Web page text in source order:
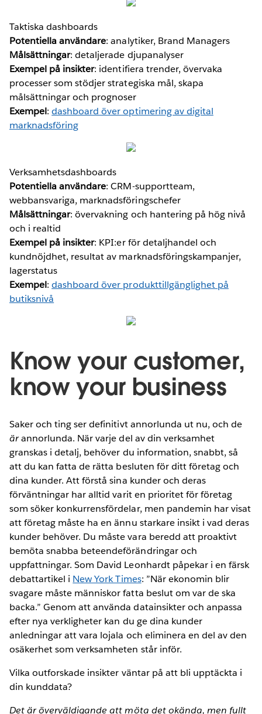
Taktiska dashboards
Potentiella användare: analytiker, Brand Managers
Målsättningar: detaljerade djupanalyser
Exempel på insikter: identifiera trender, övervaka
processer som stödjer strategiska mål, skapa
målsättningar och prognoser
Exempel:dashboard över optimering av digital
marknadsföring
Verksamhetsdashboards
Potentiella användare: CRM-supportteam,
webbansvariga, marknadsföringschefer
Målsättningar: övervakning och hantering på hög nivå
och i realtid
Exempel på insikter: KPI:er för detaljhandel och
kundnöjdhet, resultat av marknadsföringskampanjer,
lagerstatus
Exempel:dashboard över produkttillgänglighet på
butiksnivå
Know your customer,
know your business
Saker och ting ser definitivt annorlunda ut nu, och de
ärannorlunda. När varje del av din verksamhet
granskas i detalj, behöver du information, snabbt, så
att du kan fatta de rätta besluten för ditt företag och
dina kunder. Att förstå sina kunder och deras
förväntningar har alltid varit en prioritet för företag
som söker konkurrensfördelar, men pandemin har visat
att företag måste ha en ännu starkare insikt i vad deras
kunder behöver. Du måste vara beredd att proaktivt
bemöta snabba beteendeförändringar och
uppfattningar. Som David Leonhardt påpekar i en färsk
debattartikel i New York Times: ”När ekonomin blir
svagare måste människor fatta beslut om var de ska
backa.” Genom att använda datainsikter och anpassa
efter nya verkligheter kan du ge dina kunder
anledningar att vara lojala och eliminera en del av den
osäkerhet som verksamheten står inför.
Vilka outforskade insikter väntar på att bli upptäckta i
din kunddata?
Det är överväldigande att möta det okända, men fullt